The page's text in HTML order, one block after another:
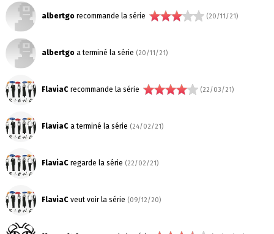
albertgorecommande la série (20/11/21)
albertgoa terminé la série (20/11/21)
FlaviaCrecommande la série (22/03/21)
FlaviaCa terminé la série (24/02/21)
FlaviaCregarde la série (22/02/21)
FlaviaCveut voir la série (09/12/20)